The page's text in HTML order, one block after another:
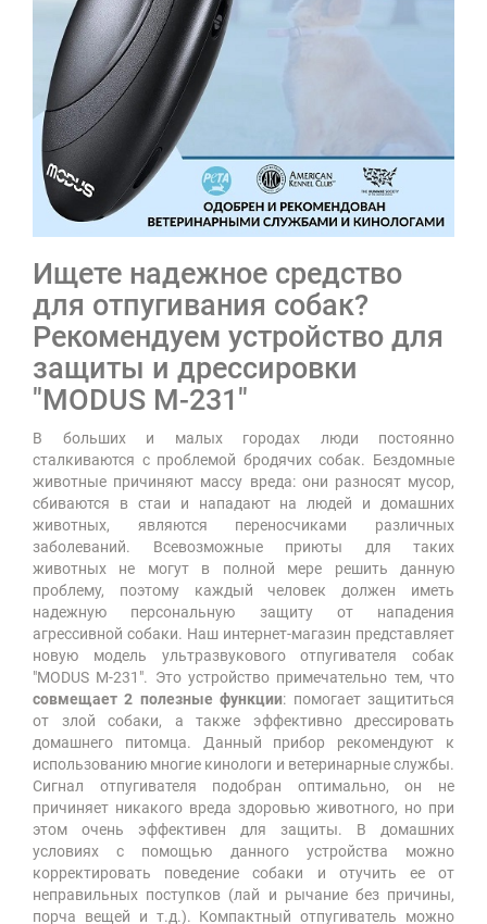
Ищете надежное средство
для отпугивания собак?
Рекомендуем устройство для
защиты и дрессировки
"MODUS М-231"
В больших и малых городах люди постоянно
сталкиваются с проблемой бродячих собак. Бездомные
животные причиняют массу вреда: они разносят мусор,
сбиваются в стаи и нападают на людей и домашних
животных, являются переносчиками различных
заболеваний. Всевозможные приюты для таких
животных не могут в полной мере решить данную
проблему, поэтому каждый человек должен иметь
надежную персональную защиту от нападения
агрессивной собаки. Наш интернет-магазин представляет
новую модель ультразвукового отпугивателя собак
"MODUS М-231". Это устройство примечательно тем, что
совмещает 2 полезные функции: помогает защититься
от злой собаки, а также эффективно дрессировать
домашнего питомца. Данный прибор рекомендуют к
использованию многие кинологи и ветеринарные службы.
Сигнал отпугивателя подобран оптимально, он не
причиняет никакого вреда здоровью животного, но при
этом очень эффективен для защиты. В домашних
условиях с помощью данного устройства можно
корректировать поведение собаки и отучить ее от
неправильных поступков (лай и рычание без причины,
порча вещей и т.д.). Компактный отпугиватель можно